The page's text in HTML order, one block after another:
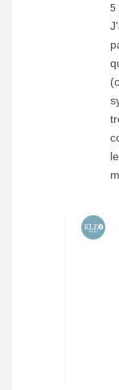
5